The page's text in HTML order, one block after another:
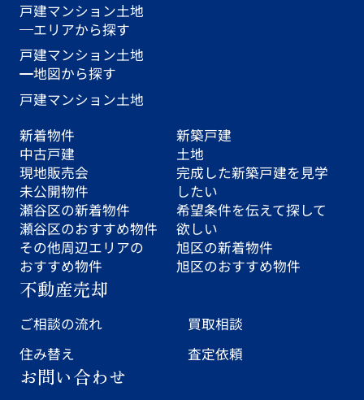
戸建マンション土地
エリアから探す
戸建マンション土地
地図から探す
戸建マンション土地
新着物件
中古戸建
現地販売会
未公開物件
瀬谷区の新着物件
瀬谷区のおすすめ物件
その他周辺エリアの
おすすめ物件
新築戸建
土地
完成した新築戸建を見学
したい
希望条件を伝えて探して
欲しい
旭区の新着物件
旭区のおすすめ物件
不動産売却
ご相談の流れ
買取相談
住み替え
査定依頼
お問い合わせ